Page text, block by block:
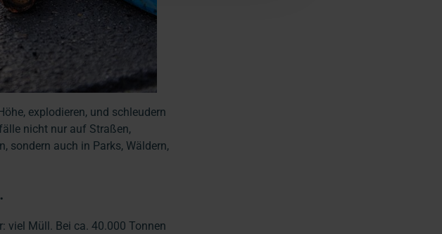
explodieren, und schleudern
nicht nur auf Straßen,
sondern auch in Parks, Wäldern,
viel Müll. Bei ca. 40.000 Tonnen